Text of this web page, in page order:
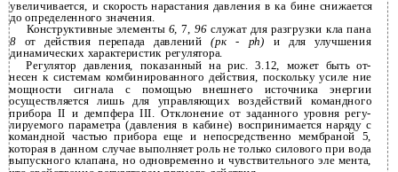
увеличивается, и скорость нарастания давления в ка­ бине снижается
до определенного значения.
Конструктивные элементы 6,7,96служат для разгрузки кла­ пана
8 от действия перепада давлений(рк - ph) и для улучшения
динамических характеристик регулятора.
Регулятор давления, показанный на рис. 3.12, может быть от­
несен к системам комбинированного действия, поскольку усиле­ ние
мощности сигнала с помощью внешнего источника энергии
осуществляется лишь для управляющих воздействий командного
прибора II и демпфера III. Отклонение от заданного уровня регу­
лируемого параметра (давления в кабине) воспринимается наряду с
командной частью прибора еще и непосредственно мембраной 5,
которая в данном случае выполняет роль не только силового при­ вода
выпускного клапана, но одновременно и чувствительного эле­ мента,